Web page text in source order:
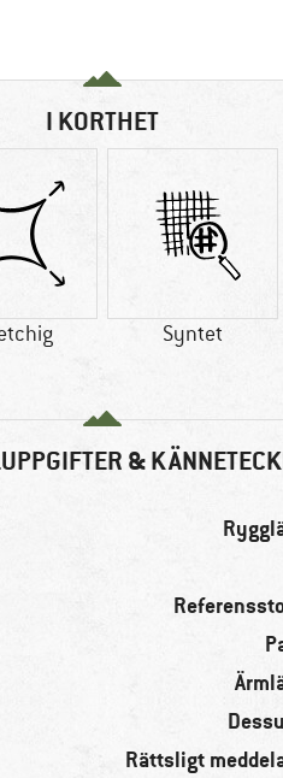
I KORTHET
Syntet
&
Rättsligt